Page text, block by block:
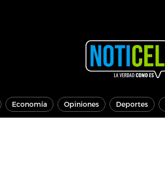
Economía Opiniones Deportes